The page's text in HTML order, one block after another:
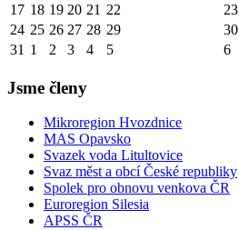
17 18 19 20 21 22
23
24 25 26 27 28 29
30
31 1 2 3 4 5 6
Jsme členy
Mikroregion Hvozdnice
MAS Opavsko
Svazek voda Litultovice
Svaz měst a obcí České republiky
Spolek pro obnovu venkova ČR
Euroregion Silesia
APSS ČR